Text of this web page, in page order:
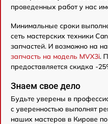
проведенных работ у нас
Минимальные сроки
сеть мастерских техники
запчастей. И возможно на
запчасть на модель MVX3i.
предоставляется скидка -
Знаем свое дело
Будьте уверены в
с уверенностью выполнят
наших мастеров в Кирове